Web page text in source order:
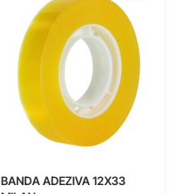
BANDA ADEZIVA 12X33